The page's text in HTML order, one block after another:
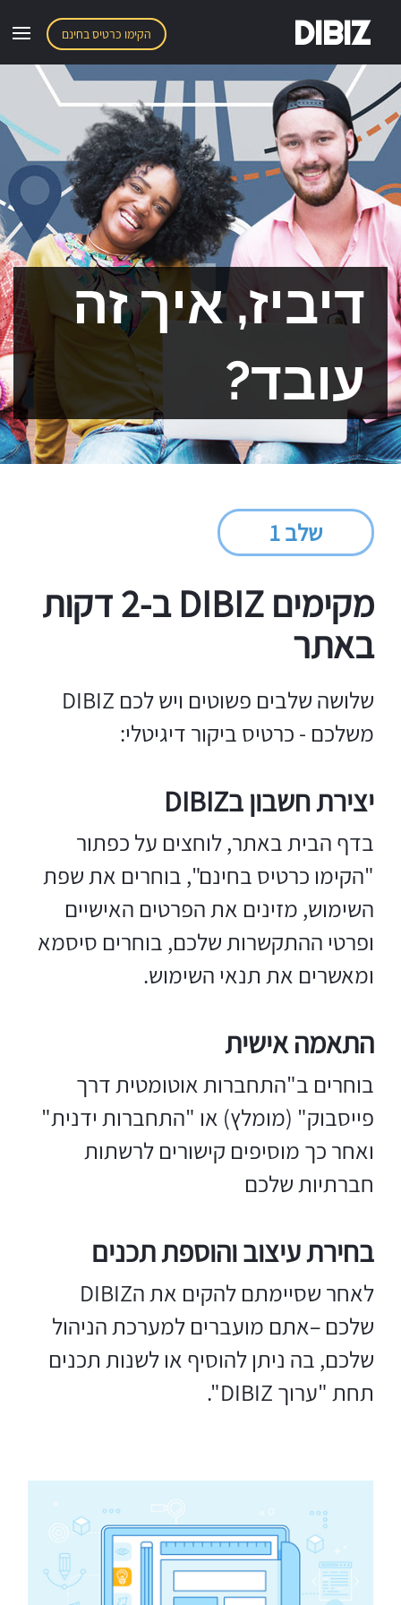
הקימו כרטיס בחינם DIBIZ
דיביז, איך זה
עובד?
שלב 1
מקימים DIBIZ ב-2 דקות
באתר
שלושה שלבים פשוטים ויש לכם DIBIZ
משלכם - כרטיס ביקור דיגיטלי:
יצירת חשבון בDIBIZ
בדף הבית באתר, לוחצים על כפתור
"הקימו כרטיס בחינם", בוחרים את שפת
השימוש, מזינים את הפרטים האישיים
ופרטי ההתקשרות שלכם, בוחרים סיסמא
ומאשרים את תנאי השימוש.
התאמה אישית
בוחרים ב"התחברות אוטומטית דרך
פייסבוק" (מומלץ) או "התחברות ידנית"
ואחר כך מוסיפים קישורים לרשתות
חברתיות שלכם
בחירת עיצוב והוספת תכנים
לאחר שסיימתם להקים את הDIBIZ
שלכם –אתם מועברים למערכת הניהול
שלכם, בה ניתן להוסיף או לשנות תכנים
תחת "ערוך DIBIZ".